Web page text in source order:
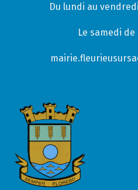
Du lundi au
Le samedi de